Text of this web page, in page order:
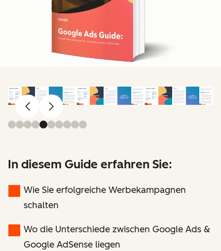
ZurückWeiter
In diesem Guide erfahren Sie:
Wie Sie erfolgreiche Werbekampagnen
schalten
Wo die Unterschiede zwischen Google Ads &
Google AdSense liegen